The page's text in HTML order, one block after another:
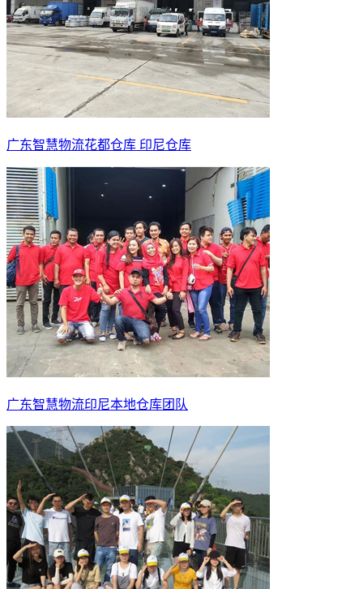
广东智慧物流花都仓库 印尼仓库
广东智慧物流印尼本地仓库团队